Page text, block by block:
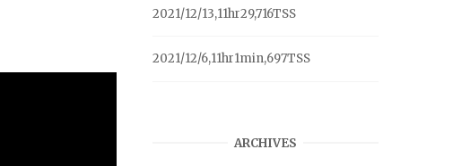
2021/12/13,11hr29,716TSS
2021/12/6,11hr1min,697TSS
ARCHIVES